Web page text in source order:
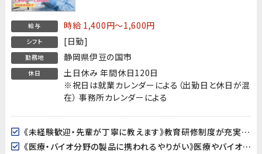
給与 時給 1,400円～1,600円
シフト [日勤]
勤務地 静岡県伊豆の国市
休日
土日休み 年間休日120日
※祝日は就業カレンダーによる（出勤日と休日が混
在） 事務所カレンダーによる
《未経験歓迎・先輩が丁寧に教えます》教育研修制度が充実しているので、製造・検査業務が初めての方も安心してスタートできます。アットホームな職場で長く働きやすい環境です。
《医療・バイオ分野の製品に携われるやりがい》医療やバイオ分野で使用されるマイクロ流路チップの品質を守る、社会に貢献できるお仕事です。クリーンルームでの作業で清潔な環境が保たれています。